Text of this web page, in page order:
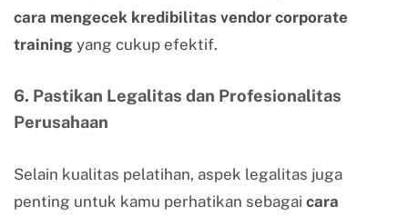
cara mengecek kredibilitas vendor corporate
training yang cukup efektif.
6. Pastikan Legalitas dan Profesionalitas
Perusahaan
Selain kualitas pelatihan, aspek legalitas juga
penting untuk kamu perhatikan sebagai cara